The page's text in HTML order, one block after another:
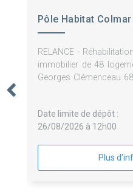
Pôle Habitat
RELANCE -
immobilier de 48
Georges Clémenceau
Date limite de dépôt :
26/08/2026 à 12h00
Plus